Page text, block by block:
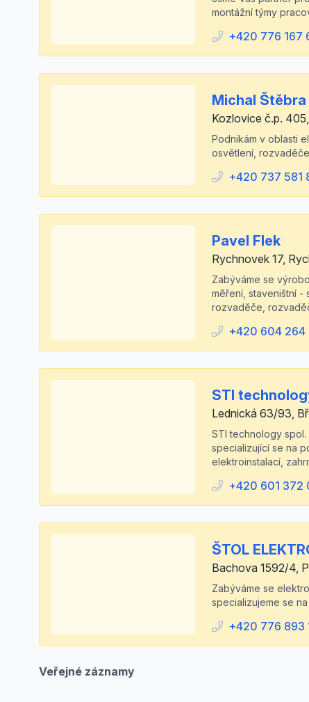
montážní týmy
+420 776 167
Michal Štěbra
Kozlovice č.p.
Podnikám v oblasti
osvětlení,
+420 737 581
Pavel Flek
Rychnovek 17,
Zabýváme se
měření, staveništní
rozvaděče,
+420 604 264
STI
Lednická 63/93,
STI technology spol.
specializující se na
elektroinstalací,
+420 601 372
ŠTOL
Bachova 1592/4,
Zabýváme se
specializujeme se
+420 776 893
Veřejné záznamy